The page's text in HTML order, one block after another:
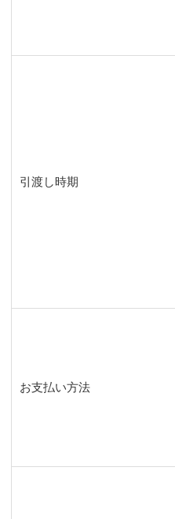
引渡し時期
お支払い方法